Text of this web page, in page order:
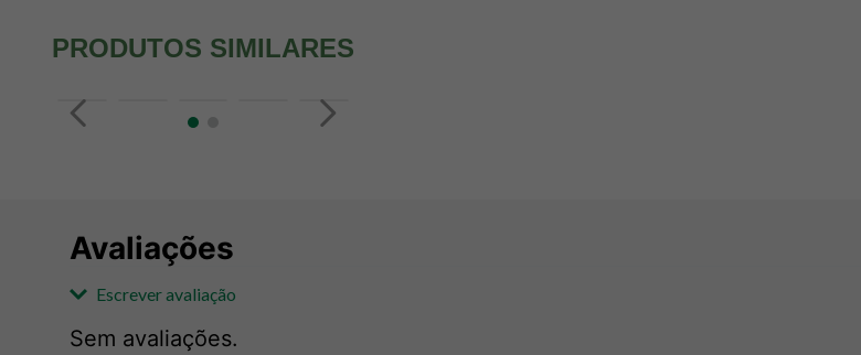
PRODUTOS SIMILARES
Avaliações
Escrever avaliação
Sem avaliações.